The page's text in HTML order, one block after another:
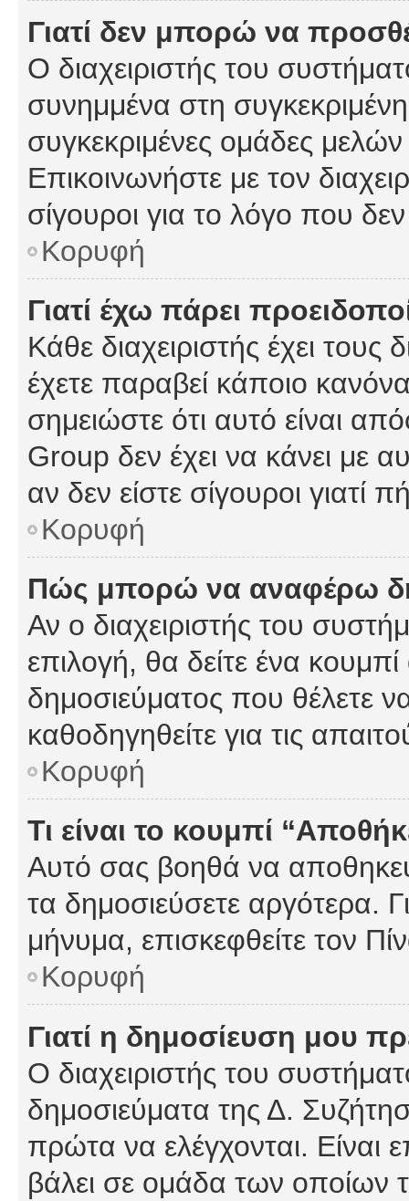
Γιατί δεν μπορώ να
Ο διαχειριστής του
συνημμένα στη
συγκεκριμένες ομάδες
Επικοινωνήστε με τον
σίγουροι για το λόγο που
Κορυφή
Γιατί έχω πάρει
Κάθε διαχειριστής έχει
έχετε παραβεί κάποιο
σημειώστε ότι αυτό είναι
Group δεν έχει να κάνει με
αν δεν είστε σίγουροι γιατί
Κορυφή
Πώς μπορώ να αναφέρω
Αν ο διαχειριστής του
επιλογή, θα δείτε ένα
δημοσιεύματος που θέλετε
καθοδηγηθείτε για τις
Κορυφή
Τι είναι το κουμπί
Αυτό σας βοηθά να
τα δημοσιεύσετε αργότερα.
μήνυμα, επισκεφθείτε τον
Κορυφή
Γιατί η δημοσίευση μου
Ο διαχειριστής του
δημοσιεύματα της Δ.
πρώτα να ελέγχονται. Είναι
βάλει σε ομάδα των οποίων